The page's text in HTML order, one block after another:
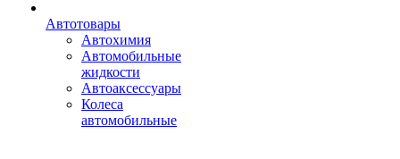
Автотовары
Автохимия
Автомобильные
жидкости
Автоаксессуары
Колеса
автомобильные